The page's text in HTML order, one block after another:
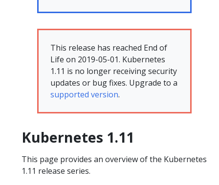
This release has reached End of
Life on 2019-05-01. Kubernetes
1.11 is no longer receiving security
updates or bug fixes. Upgrade to a
supported version.
Kubernetes 1.11
This page provides an overview of the Kubernetes
1.11 release series.